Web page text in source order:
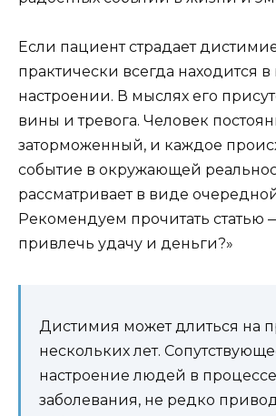
Если пациент страдает
практически всегда находится
настроении. В мыслях его
вины и тревога. Человек
заторможенный, и каждое
событие в окружающей
рассматривает в виде
Рекомендуем прочитать статью
привлечь удачу и деньги?»
Дистимия может длиться на
нескольких лет.
настроение людей в процессе
заболевания, не редко